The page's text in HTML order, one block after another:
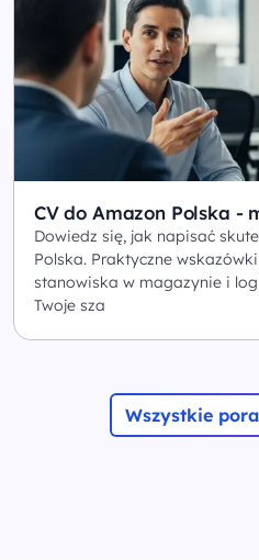
CV do Amazon Polska -
Dowiedz się, jak napisać
Polska. Praktyczne
stanowiska w magazynie i
Twoje sza
Wszystkie